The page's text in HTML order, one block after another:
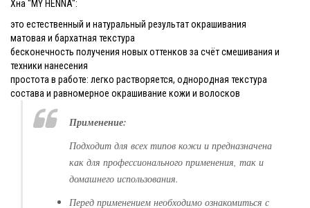
Хна "MY HENNA":
это естественный и натуральный результат окрашивания
матовая и бархатная текстура
бесконечность получения новых оттенков за счёт смешивания и
техники нанесения
простота в работе: легко растворяется, однородная текстура
состава и равномерное окрашивание кожи и волосков
Применение:
Подходит для всех типов кожи и предназначена
как для профессионального применения, так и
домашнего использования.
Перед применением необходимо ознакомиться с